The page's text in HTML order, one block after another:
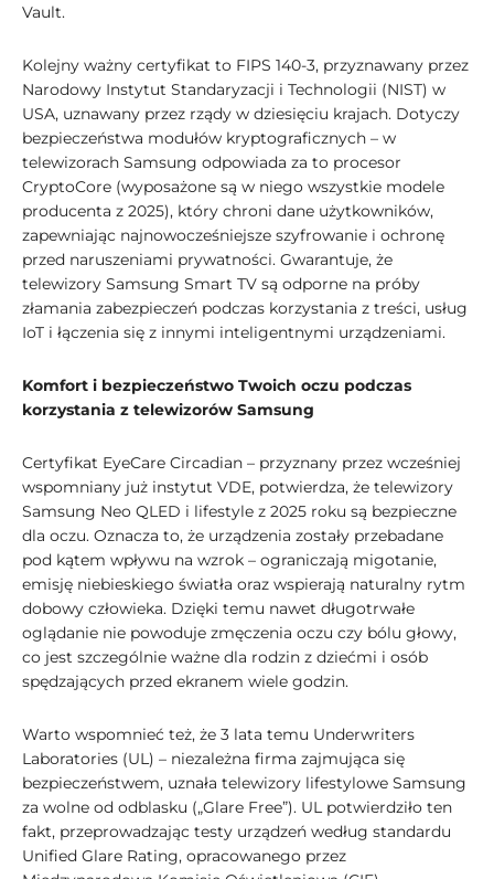
Vault.
Kolejny ważny certyfikat to FIPS 140-3, przyznawany przez
Narodowy Instytut Standaryzacji i Technologii (NIST) w
USA, uznawany przez rządy w dziesięciu krajach. Dotyczy
bezpieczeństwa modułów kryptograficznych – w
telewizorach Samsung odpowiada za to procesor
CryptoCore (wyposażone są w niego wszystkie modele
producenta z 2025), który chroni dane użytkowników,
zapewniając najnowocześniejsze szyfrowanie i ochronę
przed naruszeniami prywatności. Gwarantuje, że
telewizory Samsung Smart TV są odporne na próby
złamania zabezpieczeń podczas korzystania z treści, usług
IoT i łączenia się z innymi inteligentnymi urządzeniami.
Komfort i bezpieczeństwo Twoich oczu podczas
korzystania z telewizorów Samsung
Certyfikat EyeCare Circadian – przyznany przez wcześniej
wspomniany już instytut VDE, potwierdza, że telewizory
Samsung Neo QLED i lifestyle z 2025 roku są bezpieczne
dla oczu. Oznacza to, że urządzenia zostały przebadane
pod kątem wpływu na wzrok – ograniczają migotanie,
emisję niebieskiego światła oraz wspierają naturalny rytm
dobowy człowieka. Dzięki temu nawet długotrwałe
oglądanie nie powoduje zmęczenia oczu czy bólu głowy,
co jest szczególnie ważne dla rodzin z dziećmi i osób
spędzających przed ekranem wiele godzin.
Warto wspomnieć też, że 3 lata temu Underwriters
Laboratories (UL) – niezależna firma zajmująca się
bezpieczeństwem, uznała telewizory lifestylowe Samsung
za wolne od odblasku („Glare Free”). UL potwierdziło ten
fakt, przeprowadzając testy urządzeń według standardu
Unified Glare Rating, opracowanego przez